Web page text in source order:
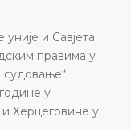
и Савјета
правима у
судовање“
у
и Херцеговине у